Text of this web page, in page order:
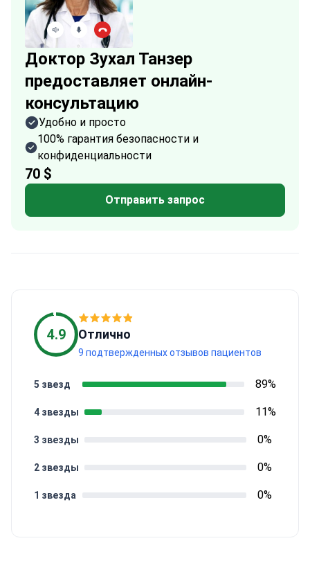
Доктор Зухал Танзер
предоставляет онлайн-
консультацию
Удобно и просто
100% гарантия безопасности и
конфиденциальности
70 $
Отправить запрос
4.9 Отлично
9 подтвержденных отзывов пациентов
1 звезда 0%
2 звезды 0%
3 звезды 0%
4 звезды 11%
5 звезд 89%